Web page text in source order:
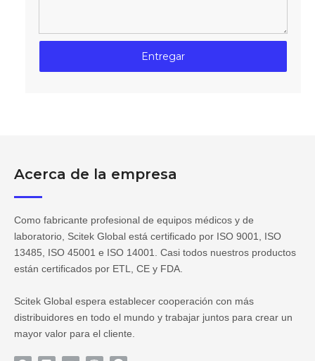
Entregar
Acerca de la empresa
Como fabricante profesional de equipos médicos y de
laboratorio, Scitek Global está certificado por ISO 9001, ISO
13485, ISO 45001 e ISO 14001. Casi todos nuestros productos
están certificados por ETL, CE y FDA.
Scitek Global espera establecer cooperación con más
distribuidores en todo el mundo y trabajar juntos para crear un
mayor valor para el cliente.